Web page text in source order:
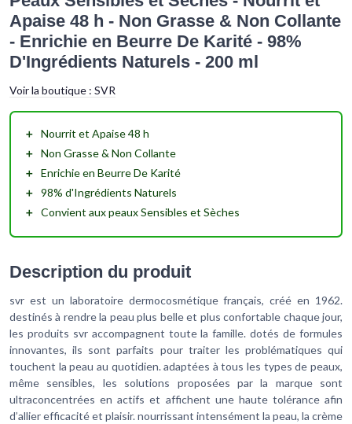
Apaise 48 h - Non Grasse & Non Collante
- Enrichie en Beurre De Karité - 98%
D'Ingrédients Naturels - 200 ml
Voir la boutique : SVR
＋ Nourrit et Apaise48 h
＋ Non Grasse& Non Collante
＋ Enrichie en Beurre De Karité
＋ 98% d'Ingrédients Naturels
＋ Convient aux peauxSensibles et Sèches
Description du produit
svr est un laboratoire dermocosmétique français, créé en 1962.
destinés à rendre la peau plus belle et plus confortable chaque jour,
les produits svr accompagnent toute la famille. dotés de formules
innovantes, ils sont parfaits pour traiter les problématiques qui
touchent la peau au quotidien. adaptées à tous les types de peaux,
même sensibles, les solutions proposées par la marque sont
ultraconcentrées en actifs et affichent une haute tolérance afin
d’allier efficacité et plaisir. nourrissant intensément la peau, la crème